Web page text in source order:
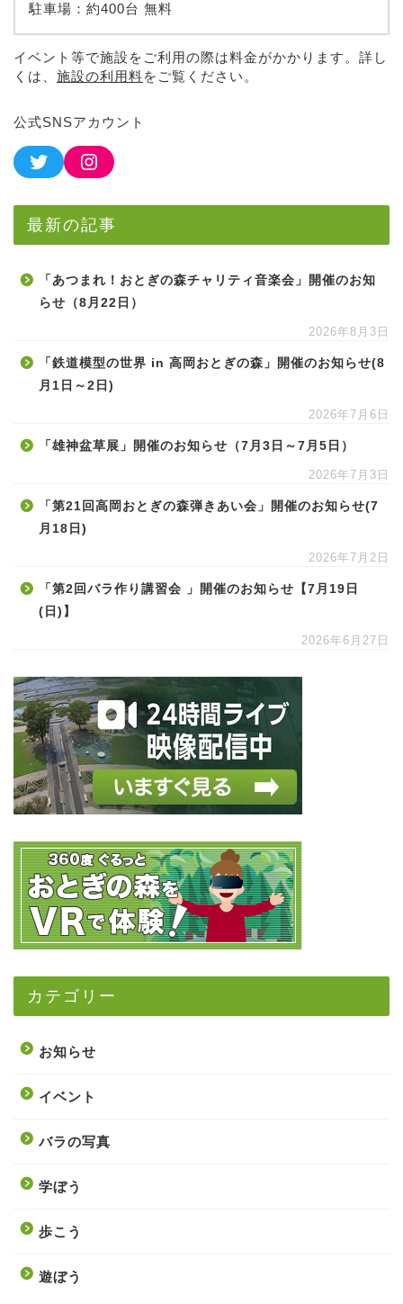
駐車場：約400台 無料
イベント等で施設をご利用の際は料金がかかります。詳し
くは、 施設の利用料をご覧ください。
公式SNSアカウント
最新の記事
「あつまれ！おとぎの森チャリティ音楽会」開催のお知
らせ（8月22日）
2026年8月3日
「鉄道模型の世界 in 高岡おとぎの森」開催のお知らせ(8
月1日～2日)
2026年7月6日
「雄神盆草展」開催のお知らせ（7月3日～7月5日）
2026年7月3日
「第21回高岡おとぎの森弾きあい会」開催のお知らせ(7
月18日)
2026年7月2日
「第2回バラ作り講習会 」開催のお知らせ【7月19日
(日)】
2026年6月27日
カテゴリー
お知らせ
イベント
バラの写真
学ぼう
歩こう
遊ぼう